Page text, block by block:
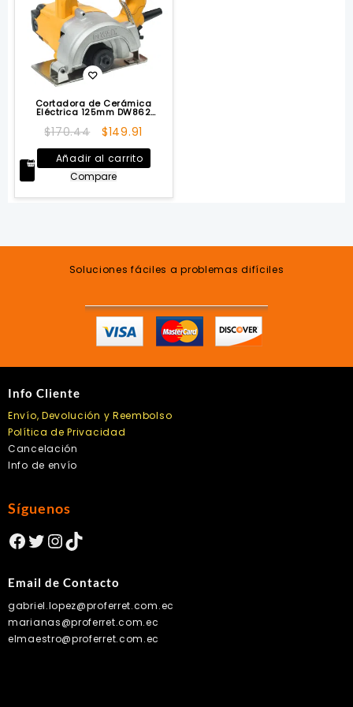
Cortadora de Cerámica
Eléctrica 125mm DW862
$170.44
El
precio
original
era:
$170.44.
$149.91
precio
actual
$149.91.
Añadir al carrito
Compare
Soluciones fáciles a problemas difíciles
Info Cliente
Envío, Devolución y Reembolso
Política de Privacidad
Cancelación
Info de envío
Síguenos
Facebook
Twitter
Instagram
TikTok
Email de Contacto
gabriel.lopez@proferret.com.ec
marianas@proferret.com.ec
elmaestro@proferret.com.ec